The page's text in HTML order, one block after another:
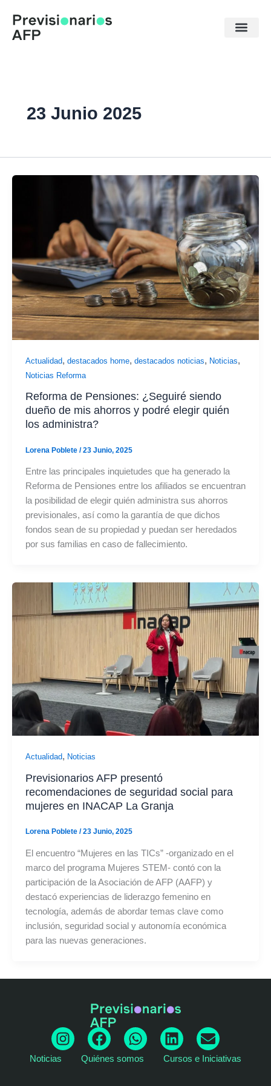
contenido
23 Junio 2025
Actualidad, destacados home, destacados noticias, Noticias,
Noticias Reforma
Reforma de Pensiones: ¿Seguiré siendo
dueño de mis ahorros y podré elegir quién
los administra?
Lorena Poblete /23 Junio, 2025
Entre las principales inquietudes que ha generado la
Reforma de Pensiones entre los afiliados se encuentran
la posibilidad de elegir quién administra sus ahorros
previsionales, así como la garantía de que dichos
fondos sean de su propiedad y puedan ser heredados
por sus familias en caso de fallecimiento.
Actualidad, Noticias
Previsionarios AFP presentó
recomendaciones de seguridad social para
mujeres en INACAP La Granja
Lorena Poblete /23 Junio, 2025
El encuentro “Mujeres en las TICs” -organizado en el
marco del programa Mujeres STEM- contó con la
participación de la Asociación de AFP (AAFP) y
destacó experiencias de liderazgo femenino en
tecnología, además de abordar temas clave como
inclusión, seguridad social y autonomía económica
para las nuevas generaciones.
I
n
F
a
c
W
h
a
L
i
n
E
n
v
Noticias Quiénes somos Cursos e Iniciativas